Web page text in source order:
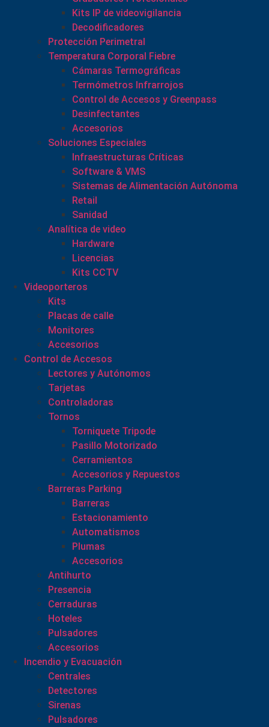
Kits IP de videovigilancia
Decodificadores
Protección Perimetral
Temperatura Corporal Fiebre
Cámaras Termográficas
Termómetros Infrarrojos
Control de Accesos y Greenpass
Desinfectantes
Accesorios
Soluciones Especiales
Infraestructuras Críticas
Software & VMS
Sistemas de Alimentación Autónoma
Retail
Sanidad
Analítica de video
Hardware
Licencias
Kits CCTV
Videoporteros
Kits
Placas de calle
Monitores
Accesorios
Control de Accesos
Lectores y Autónomos
Tarjetas
Controladoras
Tornos
Torniquete Tripode
Pasillo Motorizado
Cerramientos
Accesorios y Repuestos
Barreras Parking
Barreras
Estacionamiento
Automatismos
Plumas
Accesorios
Antihurto
Presencia
Cerraduras
Hoteles
Pulsadores
Accesorios
Incendio y Evacuación
Centrales
Detectores
Sirenas
Pulsadores